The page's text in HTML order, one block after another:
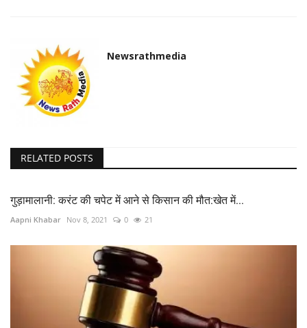
Newsrathmedia
RELATED POSTS
गुड़ामालानी: करंट की चपेट में आने से किसान की मौत:खेत में...
Aapni Khabar Nov 8, 2021 0 21